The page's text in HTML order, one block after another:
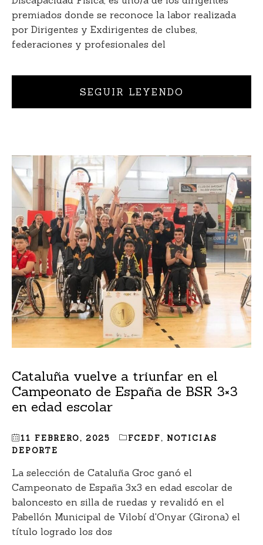
premiados donde se reconoce la labor realizada
por Dirigentes y Exdirigentes de clubes,
federaciones y profesionales del
SEGUIR LEYENDO
Cataluña vuelve a triunfar en el
Campeonato de España de BSR 3×3
en edad escolar
11 FEBRERO, 2025 FCEDF, NOTICIAS
DEPORTE
La selección de Cataluña Groc ganó el
Campeonato de España 3x3 en edad escolar de
baloncesto en silla de ruedas y revalidó en el
Pabellón Municipal de Vilobí d'Onyar (Girona) el
título logrado los dos